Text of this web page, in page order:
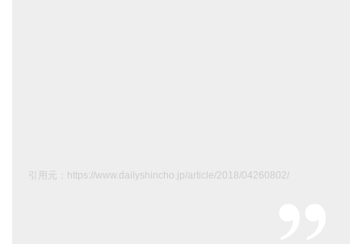
引用元：https://www.dailyshincho.jp/article/2018/04260802/